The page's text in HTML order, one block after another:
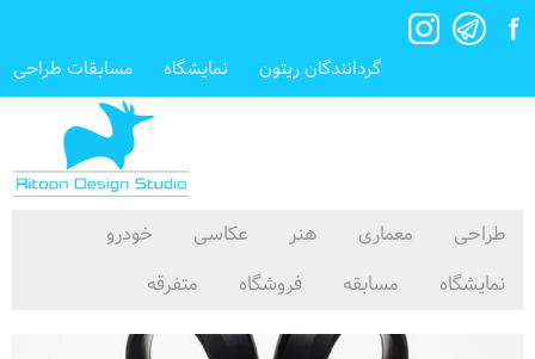
گردانندگان ریتون نمایشگاه مسابقات طراحی
طراحی معماری هنر عکاسی
خودرو
نمایشگاه
مسابقه فروشگاه متفرقه